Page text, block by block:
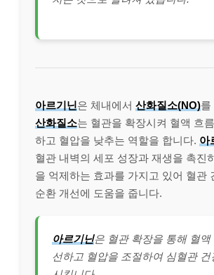
아르기닌은 체내에서 산화질소(NO)를
산화질소는 혈관을 확장시켜 혈액 흐
하고 혈압을 낮추는 역할을 합니다. 아
혈관 내벽의 세포 성장과 재생을 촉진
을 억제하는 효과를 가지고 있어 혈관
순환 개선에 도움을 줍니다.
아르기닌은 혈관 확장을 통해 혈액
선하고 혈압을 조절하여 심혈관 건